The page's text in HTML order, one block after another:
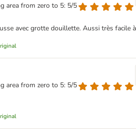
area from zero to 5: 5/5
avec grotte douillette. Aussi très facile à
area from zero to 5: 5/5